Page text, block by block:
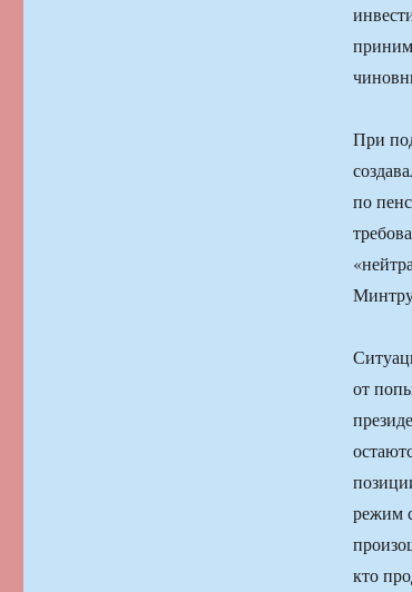
При
по
от
режим
кто